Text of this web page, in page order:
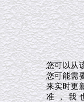
您可以从
您可能需
来实时更
准，我